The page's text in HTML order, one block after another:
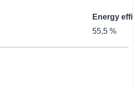
Energy
55,5 %